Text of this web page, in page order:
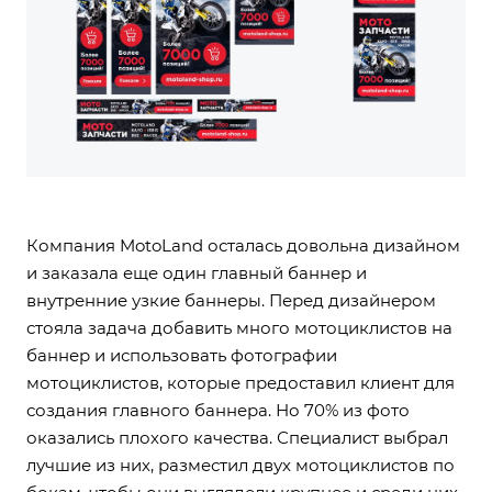
Компания MotoLand осталась довольна дизайном
и заказала еще один главный баннер и
внутренние узкие баннеры. Перед дизайнером
стояла задача добавить много мотоциклистов на
баннер и использовать фотографии
мотоциклистов, которые предоставил клиент для
создания главного баннера. Но 70% из фото
оказались плохого качества. Специалист выбрал
лучшие из них, разместил двух мотоциклистов по